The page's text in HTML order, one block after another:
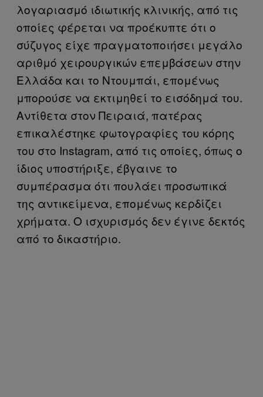
λογαριασμό ιδιωτικής κλινικής, από τις
οποίες φέρεται να προέκυπτε ότι ο
σύζυγος είχε πραγματοποιήσει μεγάλο
αριθμό χειρουργικών επεμβάσεων στην
Ελλάδα και το Ντουμπάι, επομένως
μπορούσε να εκτιμηθεί το εισόδημά του.
Αντίθετα στον Πειραιά, πατέρας
επικαλέστηκε φωτογραφίες του κόρης
του στο Instagram, από τις οποίες, όπως ο
ίδιος υποστήριξε, έβγαινε το
συμπέρασμα ότι πουλάει προσωπικά
της αντικείμενα, επομένως κερδίζει
χρήματα. Ο ισχυρισμός δεν έγινε δεκτός
από το δικαστήριο.